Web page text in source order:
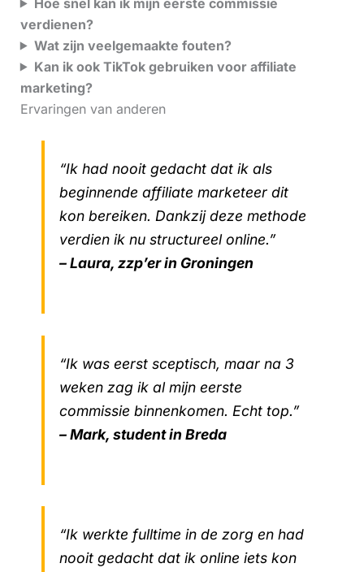
verdienen?
Wat zijn veelgemaakte fouten?
Kan ik ook TikTok gebruiken voor affiliate
marketing?
Ervaringen van anderen
“Ik had nooit gedacht dat ik als
beginnende affiliate marketeer dit
kon bereiken. Dankzij deze methode
verdien ik nu structureel online.”
– Laura, zzp’er in Groningen
“Ik was eerst sceptisch, maar na 3
weken zag ik al mijn eerste
commissie binnenkomen. Echt top.”
– Mark, student in Breda
“Ik werkte fulltime in de zorg en had
nooit gedacht dat ik online iets kon